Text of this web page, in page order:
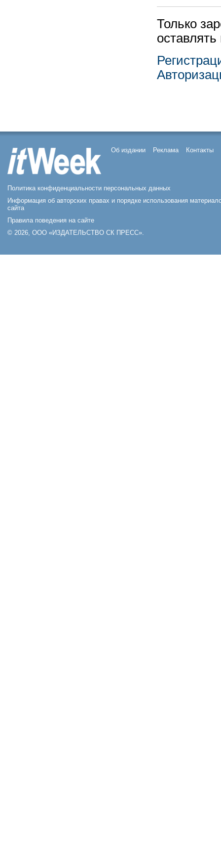
Только
Об издании Реклама Контакты
Политика конфиденциальности персональных данных
Информация об авторских правах и порядке использования
сайта
Правила поведения на сайте
© 2026, ООО «ИЗДАТЕЛЬСТВО СК ПРЕСС».